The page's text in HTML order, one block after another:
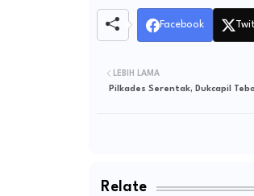
Facebook
LEBIH LAMA
Pilkades Serentak, Dukcapil
Relate